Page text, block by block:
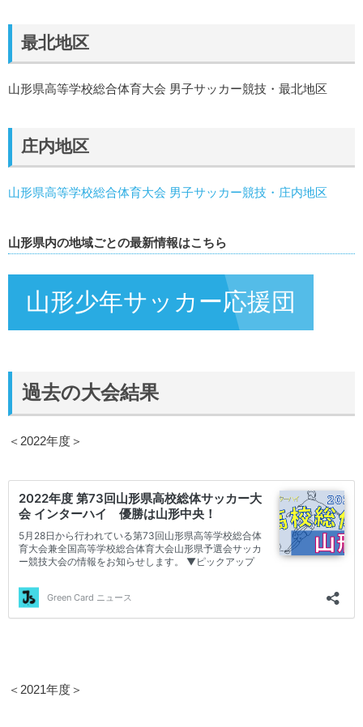
最北地区
山形県高等学校総合体育大会 男子サッカー競技・最北地区
庄内地区
山形県高等学校総合体育大会 男子サッカー競技・庄内地区
山形県内の地域ごとの最新情報はこちら
山形少年サッカー応援団
過去の大会結果
＜2022年度＞
＜2021年度＞